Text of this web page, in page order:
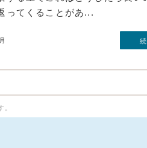
ってくることがあ...
。